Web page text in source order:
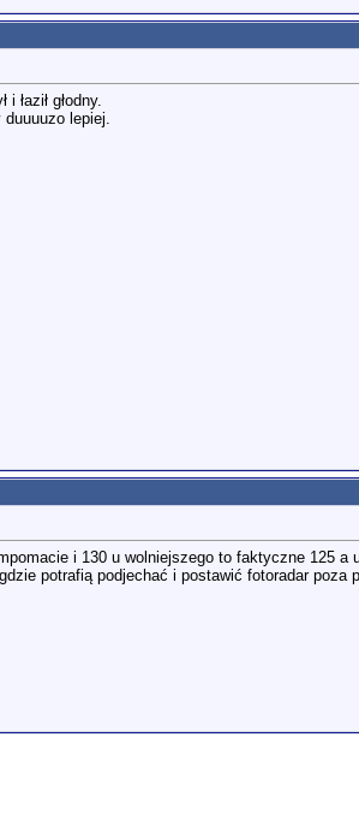
łaził głodny.
lepiej.
i 130 u wolniejszego to faktyczne 125
potrafią podjechać i postawić fotoradar poza